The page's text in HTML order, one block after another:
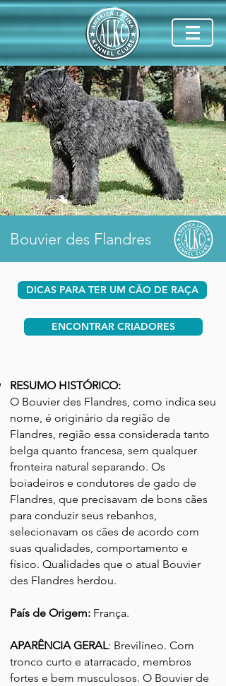
Bouvier des Flandres
DICAS PARA TER UM CÃO DE RAÇA
ENCONTRAR CRIADORES
RESUMO HISTÓRICO:
O Bouvier des Flandres, como indica seu
nome, é originário da região de
Flandres, região essa considerada tanto
belga quanto francesa, sem qualquer
fronteira natural separando. Os
boiadeiros e condutores de gado de
Flandres, que precisavam de bons cães
para conduzir seus rebanhos,
selecionavam os cães de acordo com
suas qualidades, comportamento e
físico. Qualidades que o atual Bouvier
des Flandres herdou.
País de Origem: França.
APARÊNCIA GERAL: Brevilíneo. Com
tronco curto e atarracado, membros
fortes e bem musculosos. O Bouvier de